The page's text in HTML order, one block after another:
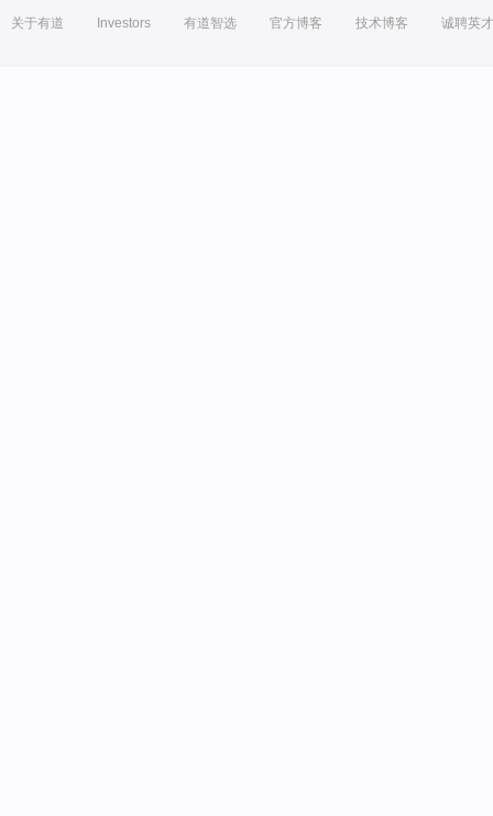
关于有道 Investors 有道智选 官方博客 技术博客 诚聘英才